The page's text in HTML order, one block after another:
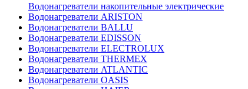
Водонагреватели накопительные электрические
Водонагреватели ARISTON
Водонагреватели BALLU
Водонагреватели EDISSON
Водонагреватели ELECTROLUX
Водонагреватели THERMEX
Водонагреватели ATLANTIC
Водонагреватели OASIS